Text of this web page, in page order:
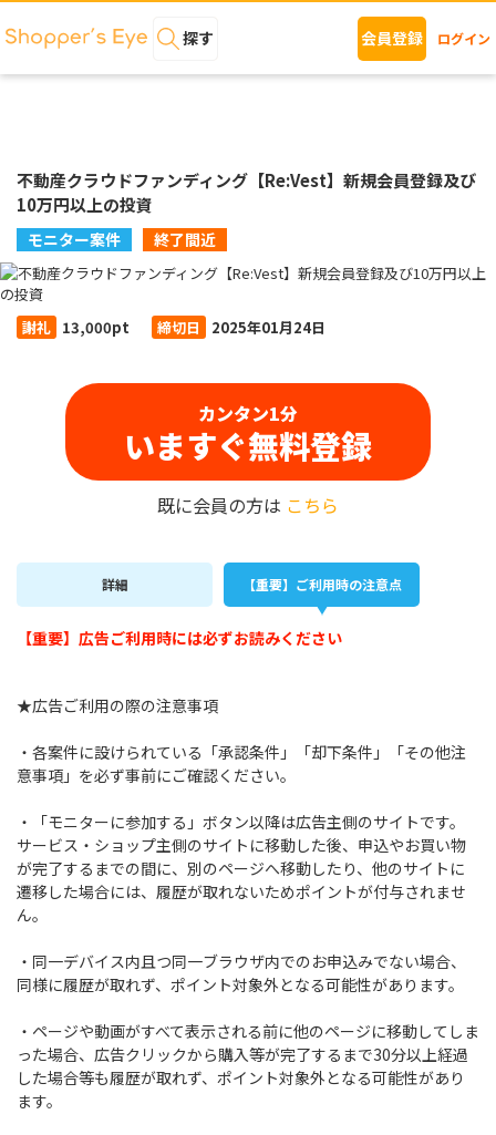
探す 会員登録 ログイン
不動産クラウドファンディング【Re:Vest】新規会員登録及び
10万円以上の投資
モニター案件 終了間近
謝礼 13,000pt 締切日 2025年01月24日
カンタン1分
いますぐ無料登録
既に会員の方は こちら
詳細 【重要】ご利用時の注意点
【重要】広告ご利用時には必ずお読みください
★広告ご利用の際の注意事項
・各案件に設けられている「承認条件」「却下条件」「その他注
意事項」を必ず事前にご確認ください。
・「モニターに参加する」ボタン以降は広告主側のサイトです。
サービス・ショップ主側のサイトに移動した後、申込やお買い物
が完了するまでの間に、別のページへ移動したり、他のサイトに
遷移した場合には、履歴が取れないためポイントが付与されませ
ん。
・同一デバイス内且つ同一ブラウザ内でのお申込みでない場合、
同様に履歴が取れず、ポイント対象外となる可能性があります。
・ページや動画がすべて表示される前に他のページに移動してしま
った場合、広告クリックから購入等が完了するまで30分以上経過
した場合等も履歴が取れず、ポイント対象外となる可能性があり
ます。